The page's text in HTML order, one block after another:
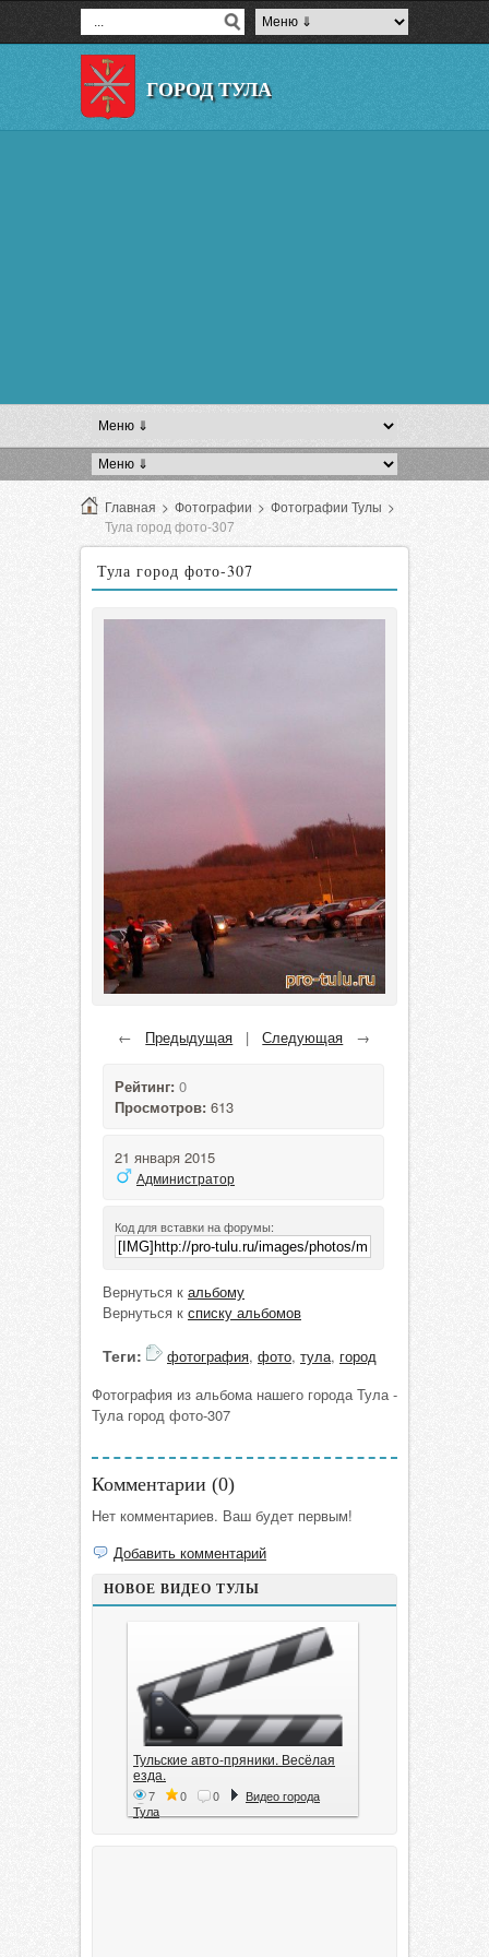
ГОРОД ТУЛА
Главная > Фотографии > Фотографии Тулы >
Тула город фото-307
Тула город фото-307
← Предыдущая |Следующая →
Рейтинг: 0
Просмотров: 613
21 января 2015
Администратор
Код для вставки на форумы:
Вернуться к альбому
Вернуться к списку альбомов
Теги: фотография, фото, тула, город
Фотография из альбома нашего города Тула -
Тула город фото-307
Комментарии (0)
Нет комментариев. Ваш будет первым!
Добавить комментарий
НОВОЕ ВИДЕО ТУЛЫ
Тульские авто-пряники. Весёлая
езда.
7 0 0
Видео города
Тула